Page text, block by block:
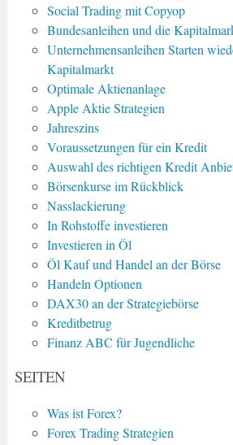
Social Trading mit Copyop
Bundesanleihen und die
Unternehmensanleihen Starten
Kapitalmarkt
Optimale Aktienanlage
Apple Aktie Strategien
Jahreszins
Voraussetzungen für ein Kredit
Auswahl des richtigen Kredit
Börsenkurse im Rückblick
Nasslackierung
In Rohstoffe investieren
Investieren in Öl
Öl Kauf und Handel an der Börse
Handeln Optionen
DAX30 an der Strategiebörse
Kreditbetrug
Finanz ABC für Jugendliche
SEITEN
Was ist Forex?
Forex Trading Strategien